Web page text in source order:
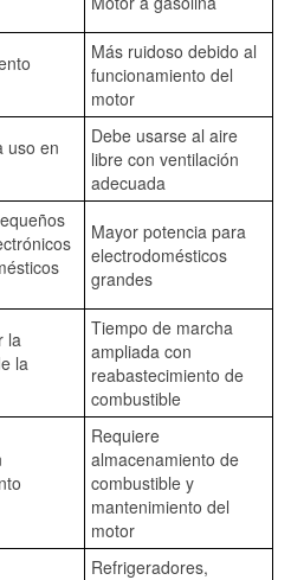
Más ruidoso debido al
funcionamiento del
motor
uso en
Debe usarse al aire
libre con ventilación
adecuada
Mayor potencia para
electrodomésticos
grandes
la
la
Tiempo de marcha
ampliada con
reabastecimiento de
combustible
Requiere
almacenamiento de
combustible y
mantenimiento del
motor
Refrigeradores,